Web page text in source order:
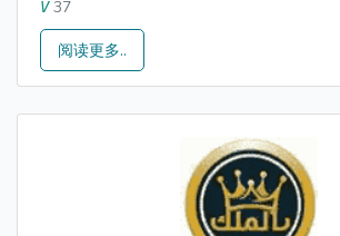
V37
阅读更多..